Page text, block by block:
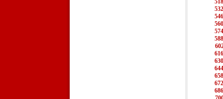
518
532
546
560
574
588
616
630
644
658
672
686